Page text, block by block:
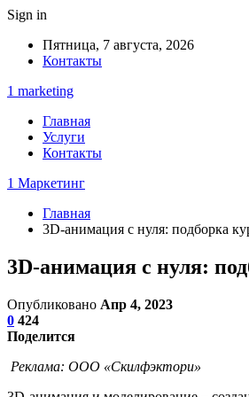
Sign in
Пятница, 7 августа, 2026
Контакты
1 marketing
Главная
Услуги
Контакты
1 Маркетинг
Главная
3D-анимация с нуля: подборка
3D-анимация с нуля:
Опубликовано Апр 4, 2023
0 424
Поделится
Реклама: ООО «Скилфэктори»